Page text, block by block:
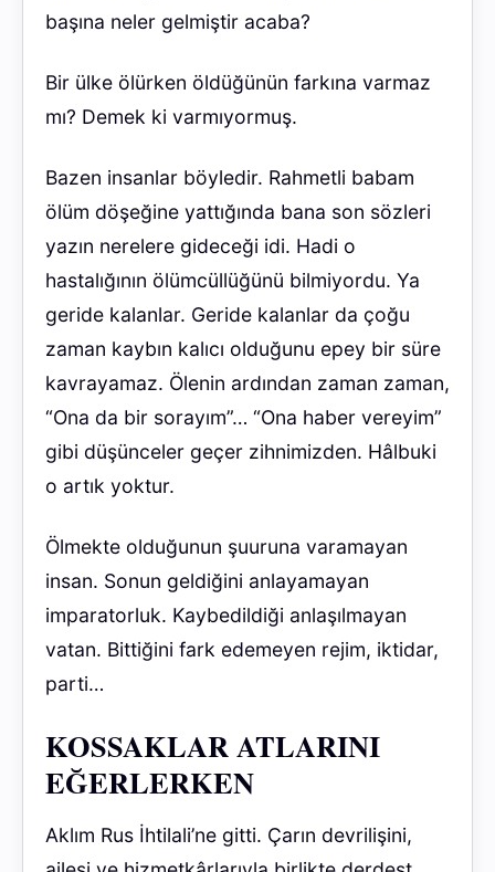
başına neler gelmiştir acaba?
Bir ülke ölürken öldüğünün farkına varmaz
mı? Demek ki varmıyormuş.
Bazen insanlar böyledir. Rahmetli babam
ölüm döşeğine yattığında bana son sözleri
yazın nerelere gideceği idi. Hadi o
hastalığının ölümcüllüğünü bilmiyordu. Ya
geride kalanlar. Geride kalanlar da çoğu
zaman kaybın kalıcı olduğunu epey bir süre
kavrayamaz. Ölenin ardından zaman zaman,
“Ona da bir sorayım”… “Ona haber vereyim”
gibi düşünceler geçer zihnimizden. Hâlbuki
o artık yoktur.
Ölmekte olduğunun şuuruna varamayan
insan. Sonun geldiğini anlayamayan
imparatorluk. Kaybedildiği anlaşılmayan
vatan. Bittiğini fark edemeyen rejim, iktidar,
parti…
KOSSAKLAR ATLARINI
EĞERLERKEN
Aklım Rus İhtilali’ne gitti. Çarın devrilişini,